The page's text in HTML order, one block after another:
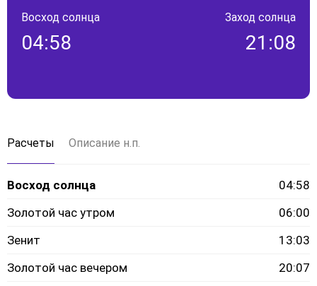
Восход солнца
04:58
Заход солнца
21:08
Расчеты Описание н.п.
Восход солнца
04:58
Золотой час утром
06:00
Зенит
13:03
Золотой час вечером
20:07